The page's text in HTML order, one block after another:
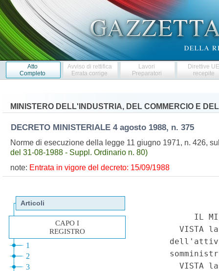
Atto
Completo
Avviso di rettifica
Errata corrige
Lavori
Preparatori
Direttive
recepite
MINISTERO DELL'INDUSTRIA, DEL COMMERCIO E
DECRETO MINISTERIALE 4 agosto 1988, n. 375
Norme di esecuzione della legge 11 giugno 1971, n. 426,
del 31-08-1988 - Suppl. Ordinario n. 80)
note: Entrata in vigore del decreto: 15/09/1988